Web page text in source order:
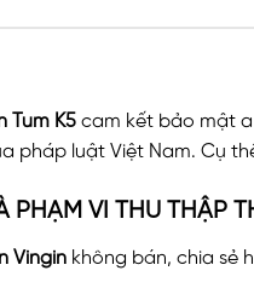
Tum K5 cam kết bảo mật
pháp luật Việt Nam. Cụ
PHẠM VI THU THẬP
Vingin không bán, chia sẻ